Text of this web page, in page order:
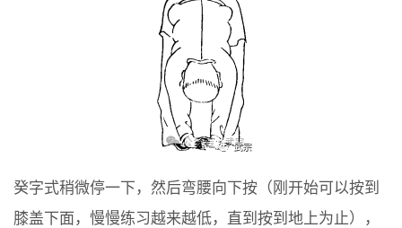
癸字式稍微停一下，然后弯腰向下按（刚开始可以按到
膝盖下面，慢慢练习越来越低，直到按到地上为止），